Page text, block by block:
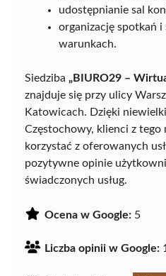
udostępnianie sal
organizację spotkań
warunkach.
Siedziba „BIURO29 –
znajduje się przy ulicy
Katowicach. Dzięki
Częstochowy, klienci z tego
korzystać z oferowanych
pozytywne opinie
świadczonych usług.
Ocena w Google: 5
Liczba opinii w Google: